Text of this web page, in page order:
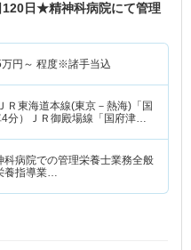
120日★精神科病院にて管理
万円～ 程度※諸手当込
ＪＲ東海道本線(東京－熱海)「国
分）ＪＲ御殿場線「国府津
科病院での管理栄養士業務全般
養指導業…